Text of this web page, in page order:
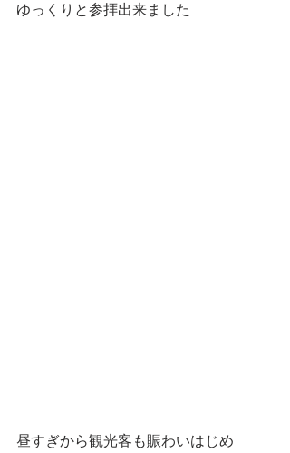
ゆっくりと参拝出来ました
昼すぎから観光客も賑わいはじめ